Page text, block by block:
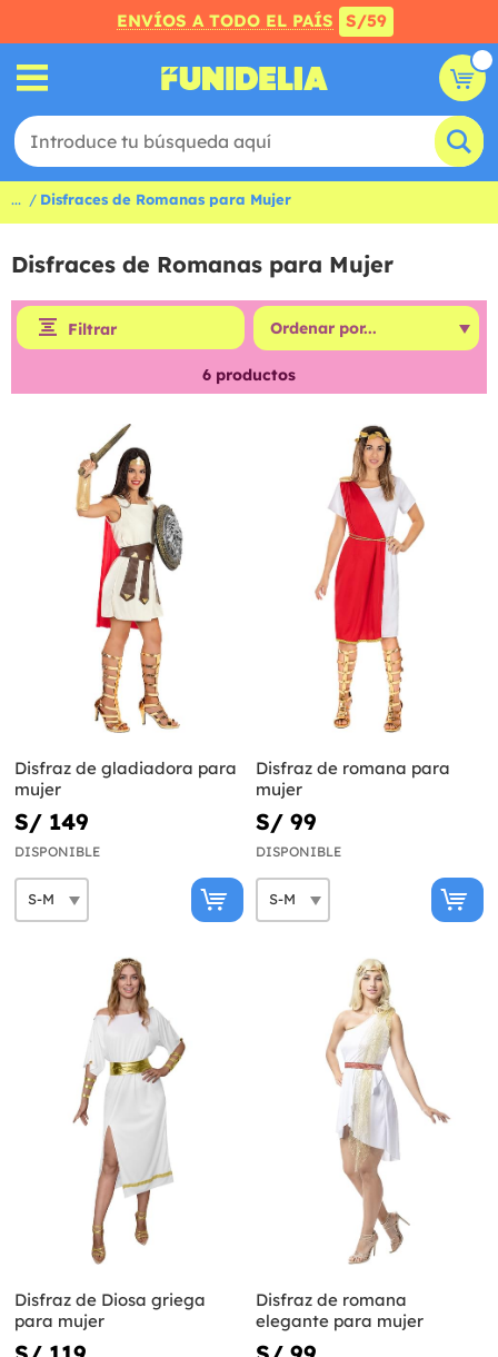
ENVÍOS A TODO EL PAÍS S/59
... Disfraces de Romanas para Mujer
Disfraces de Romanas para Mujer
Filtrar
6 productos
Disfraz de gladiadora para
mujer
S/ 149
DISPONIBLE
Disfraz de romana para
mujer
S/ 99
DISPONIBLE
Disfraz de Diosa griega
para mujer
Disfraz de romana
elegante para mujer